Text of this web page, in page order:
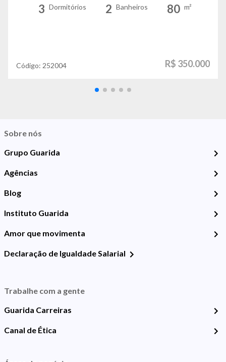
3 Dormitórios 2 Banheiros 80 m²
Código: 252004 R$ 350.000
Sobre nós
Grupo Guarida
Agências
Blog
Instituto Guarida
Amor que movimenta
Declaração de Igualdade Salarial
Trabalhe com a gente
Guarida Carreiras
Canal de Ética